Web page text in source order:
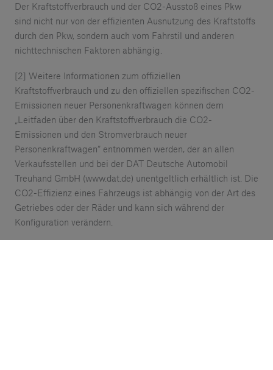
Der Kraftstoffverbrauch und der CO2-Ausstoß eines Pkw
sind nicht nur von der effizienten Ausnutzung des Kraftstoffs
durch den Pkw, sondern auch vom Fahrstil und anderen
nichttechnischen Faktoren abhängig.
[2] Weitere Informationen zum offiziellen
Kraftstoffverbrauch und zu den offiziellen spezifischen CO2-
Emissionen neuer Personenkraftwagen können dem
„Leitfaden über den Kraftstoffverbrauch die CO2-
Emissionen und den Stromverbrauch neuer
Personenkraftwagen“ entnommen werden, der an allen
Verkaufsstellen und bei der DAT Deutsche Automobil
Treuhand GmbH (www.dat.de) unentgeltlich erhältlich ist. Die
CO2-Effizienz eines Fahrzeugs ist abhängig von der Art des
Getriebes oder der Räder und kann sich während der
Konfiguration verändern.